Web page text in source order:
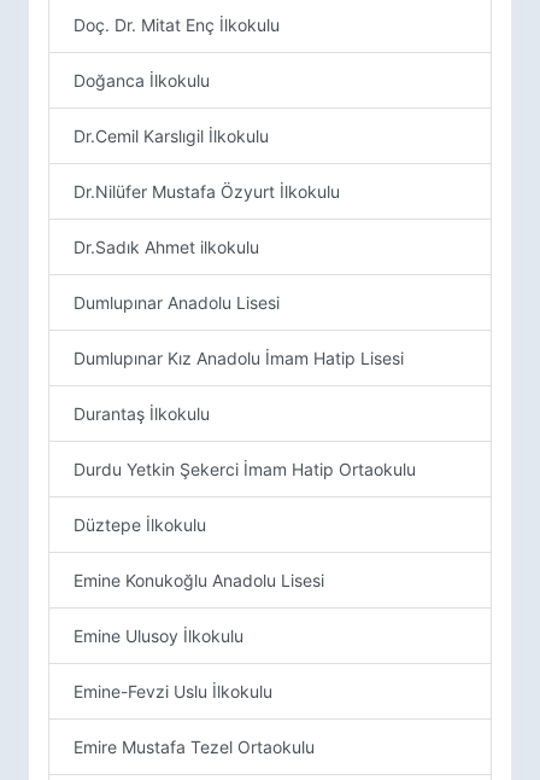
Doç. Dr. Mitat Enç İlkokulu
Doğanca İlkokulu
Dr.Cemil Karslıgil İlkokulu
Dr.Nilüfer Mustafa Özyurt İlkokulu
Dr.Sadık Ahmet ilkokulu
Dumlupınar Anadolu Lisesi
Dumlupınar Kız Anadolu İmam Hatip Lisesi
Durantaş İlkokulu
Durdu Yetkin Şekerci İmam Hatip Ortaokulu
Düztepe İlkokulu
Emine Konukoğlu Anadolu Lisesi
Emine Ulusoy İlkokulu
Emine-Fevzi Uslu İlkokulu
Emire Mustafa Tezel Ortaokulu